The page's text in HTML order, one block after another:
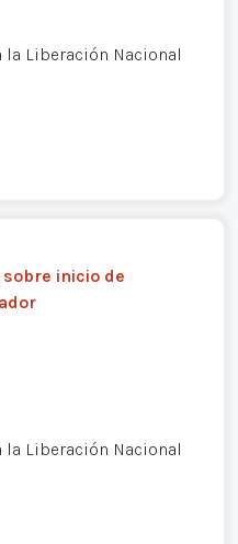
Liberación Nacional
inicio de
Liberación Nacional